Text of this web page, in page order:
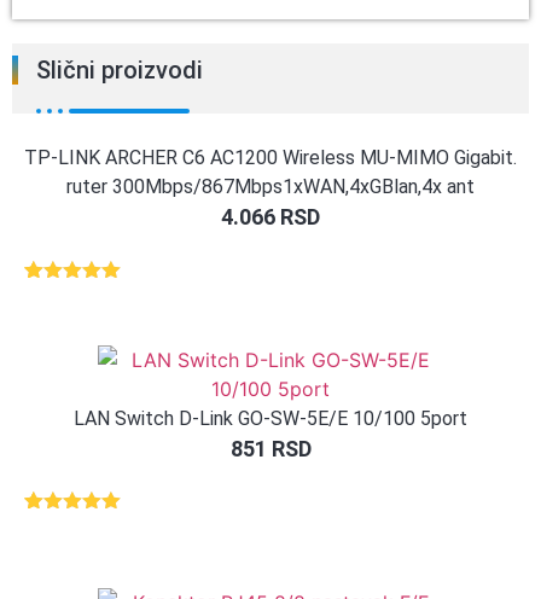
Slični proizvodi
TP-LINK ARCHER C6 AC1200 Wireless MU-MIMO Gigabit.
ruter 300Mbps/867Mbps1xWAN,4xGBlan,4x ant
4.066 RSD
LAN Switch D-Link GO-SW-5E/E 10/100 5port
851 RSD